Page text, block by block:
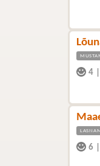
4
6